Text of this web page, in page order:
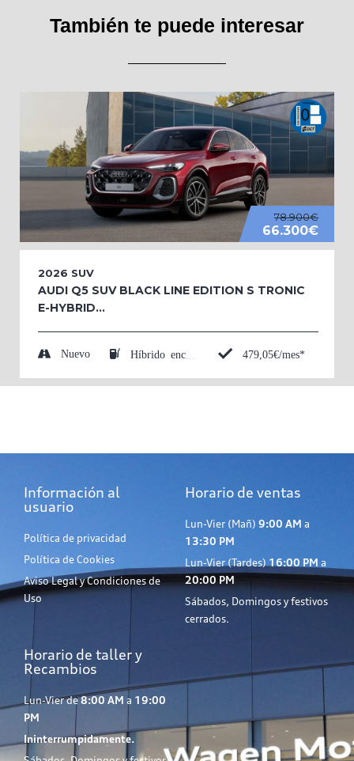
También te puede interesar
78.900€
66.300€
2026 SUV
AUDI Q5 SUV BLACK LINE EDITION S TRONIC
E-HYBRID...
Nuevo 479,05€/mes*
Información al
usuario
Política de privacidad
Política de Cookies
Aviso Legal y Condiciones de
Uso
Horario de ventas
Lun-Vier (Mañ) 9:00 AM a
13:30 PM
Lun-Vier (Tardes)16:00 PM a
20:00 PM
Sábados, Domingos y festivos
cerrados.
Horario de taller y
Recambios
Lun-Vier de8:00 AM a 19:00
PM
Ininterrumpidamente.